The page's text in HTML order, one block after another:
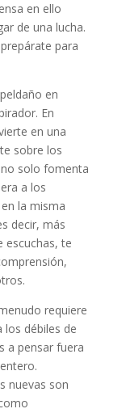
en ello
de una lucha.
para
en
En
en una
sobre los
solo fomenta
a los
la misma
decir, más
escuchas, te
requiere
los débiles de
a pensar fuera
nuevas son